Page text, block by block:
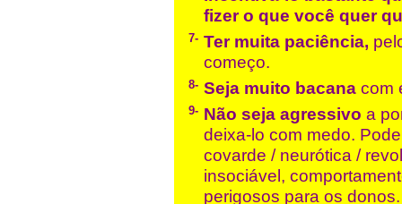
fizer o que você quer
7- Ter muita paciência,
começo.
8- Seja muito bacana com
9- Não seja agressivo a
deixa-lo com medo.
covarde / neurótica /
insociável,
perigosos para os donos.